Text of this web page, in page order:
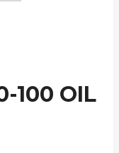
100 OIL